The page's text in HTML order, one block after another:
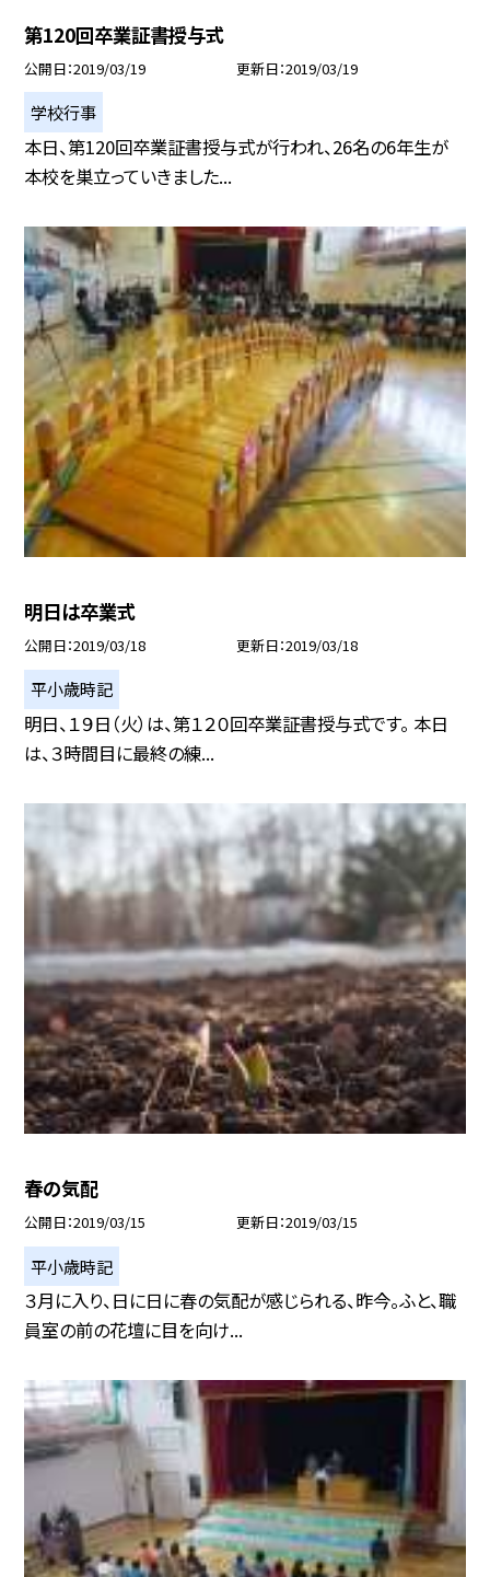
第120回卒業証書授与式
公開日 2019/03/19 更新日 2019/03/19
学校行事
本日、第120回卒業証書授与式が行われ、26名の6年生が
本校を巣立っていきました...
明日は卒業式
公開日 2019/03/18 更新日 2019/03/18
平小歳時記
明日、１９日（火）は、第１２０回卒業証書授与式です。 本日
は、３時間目に最終の練...
春の気配
公開日 2019/03/15 更新日 2019/03/15
平小歳時記
３月に入り、日に日に春の気配が感じられる、昨今。ふと、職
員室の前の花壇に目を向け...